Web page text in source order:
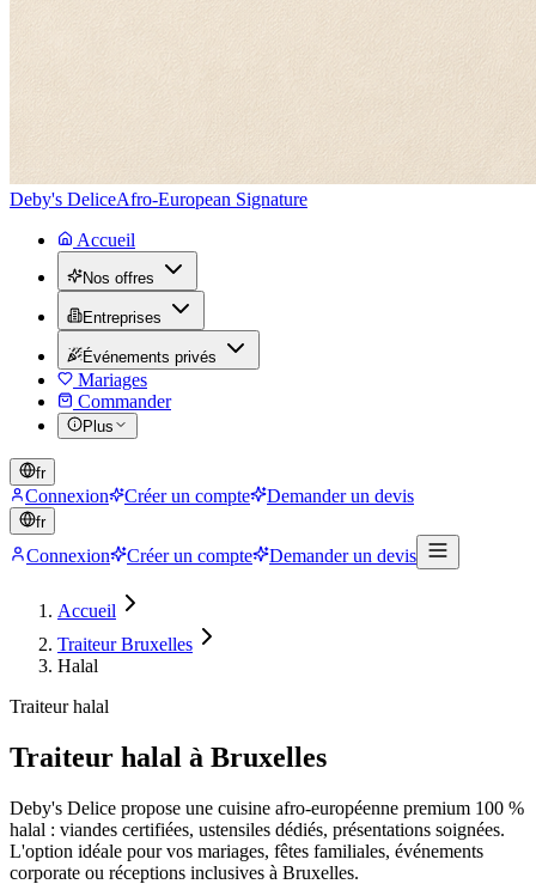
Deby's DeliceAfro-European Signature
Accueil
Nos offres
Entreprises
Événements privés
Mariages
Commander
Plus
fr
Connexion Créer un compte Demander un devis
fr
Connexion Créer un compte Demander un devis
Accueil
Traiteur Bruxelles
Halal
Traiteur halal
Traiteur halal à Bruxelles
Deby's Delice propose une cuisine afro-européenne premium 100 %
halal : viandes certifiées, ustensiles dédiés, présentations soignées.
L'option idéale pour vos mariages, fêtes familiales, événements
corporate ou réceptions inclusives à Bruxelles.